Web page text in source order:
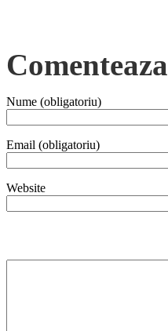
Comenteaza
Nume (obligatoriu)
Email (obligatoriu)
Website